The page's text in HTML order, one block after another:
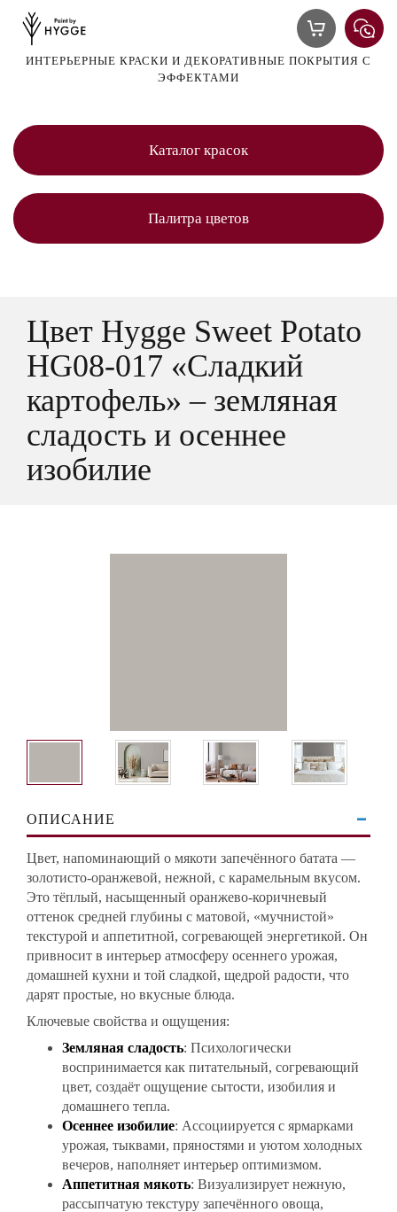
ИНТЕРЬЕРНЫЕ КРАСКИ И ДЕКОРАТИВНЫЕ ПОКРЫТИЯ С
ЭФФЕКТАМИ
Каталог красок
Палитра цветов
Цвет Hygge Sweet Potato
HG08-017 «Сладкий
картофель» – земляная
сладость и осеннее
изобилие
ОПИСАНИЕ
Цвет, напоминающий о мякоти запечённого батата —
золотисто-оранжевой, нежной, с карамельным вкусом.
Это тёплый, насыщенный оранжево-коричневый
оттенок средней глубины с матовой, «мучнистой»
текстурой и аппетитной, согревающей энергетикой. Он
привносит в интерьер атмосферу осеннего урожая,
домашней кухни и той сладкой, щедрой радости, что
дарят простые, но вкусные блюда.
Ключевые свойства и ощущения:
Земляная сладость: Психологически
воспринимается как питательный, согревающий
цвет, создаёт ощущение сытости, изобилия и
домашнего тепла.
Осеннее изобилие: Ассоциируется с ярмарками
урожая, тыквами, пряностями и уютом холодных
вечеров, наполняет интерьер оптимизмом.
Аппетитная мякоть: Визуализирует нежную,
рассыпчатую текстуру запечённого овоща,